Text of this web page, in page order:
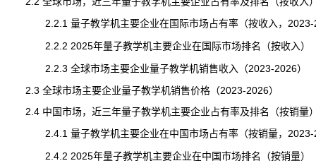
2.2.1 量子教学机主要企业在国际市场占有率（按收入，2023-
2.2.2 2025年量子教学机主要企业在国际市场排名（按收入）
2.2.3 全球市场主要企业量子教学机销售收入（2023-2026）
2.3 全球市场主要企业量子教学机销售价格（2023-2026）
2.4 中国市场，近三年量子教学机主要企业占有率及排名（按销量
2.4.1 量子教学机主要企业在中国市场占有率（按销量，2023-
2.4.2 2025年量子教学机主要企业在中国市场排名（按销量）